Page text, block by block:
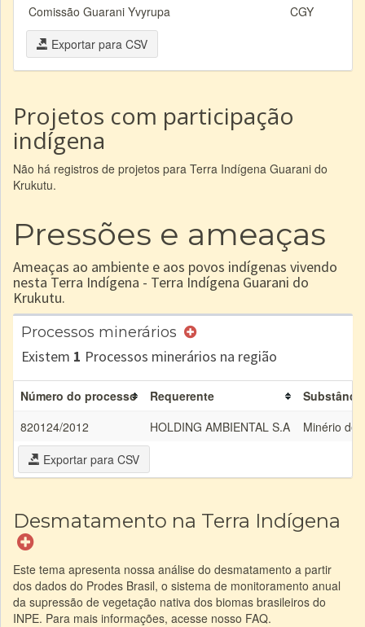
Comissão Guarani Yvyrupa
CGY
Exportar para CSV
Projetos com participação
indígena
Não há registros de projetos para Terra Indígena Guarani do
Krukutu.
Pressões e ameaças
Ameaças ao ambiente e aos povos indígenas vivendo
nesta Terra Indígena - Terra Indígena Guarani do
Krukutu.
Processos minerários
Existem 1 Processos minerários na região
Número do processo Requerente
Substância
820124/2012
HOLDING AMBIENTAL S.A
Minério de
Exportar para CSV
Desmatamento na Terra Indígena
Este tema apresenta nossa análise do desmatamento a partir
dos dados do Prodes Brasil, o sistema de monitoramento anual
da supressão de vegetação nativa dos biomas brasileiros do
INPE. Para mais informações, acesse nosso FAQ.